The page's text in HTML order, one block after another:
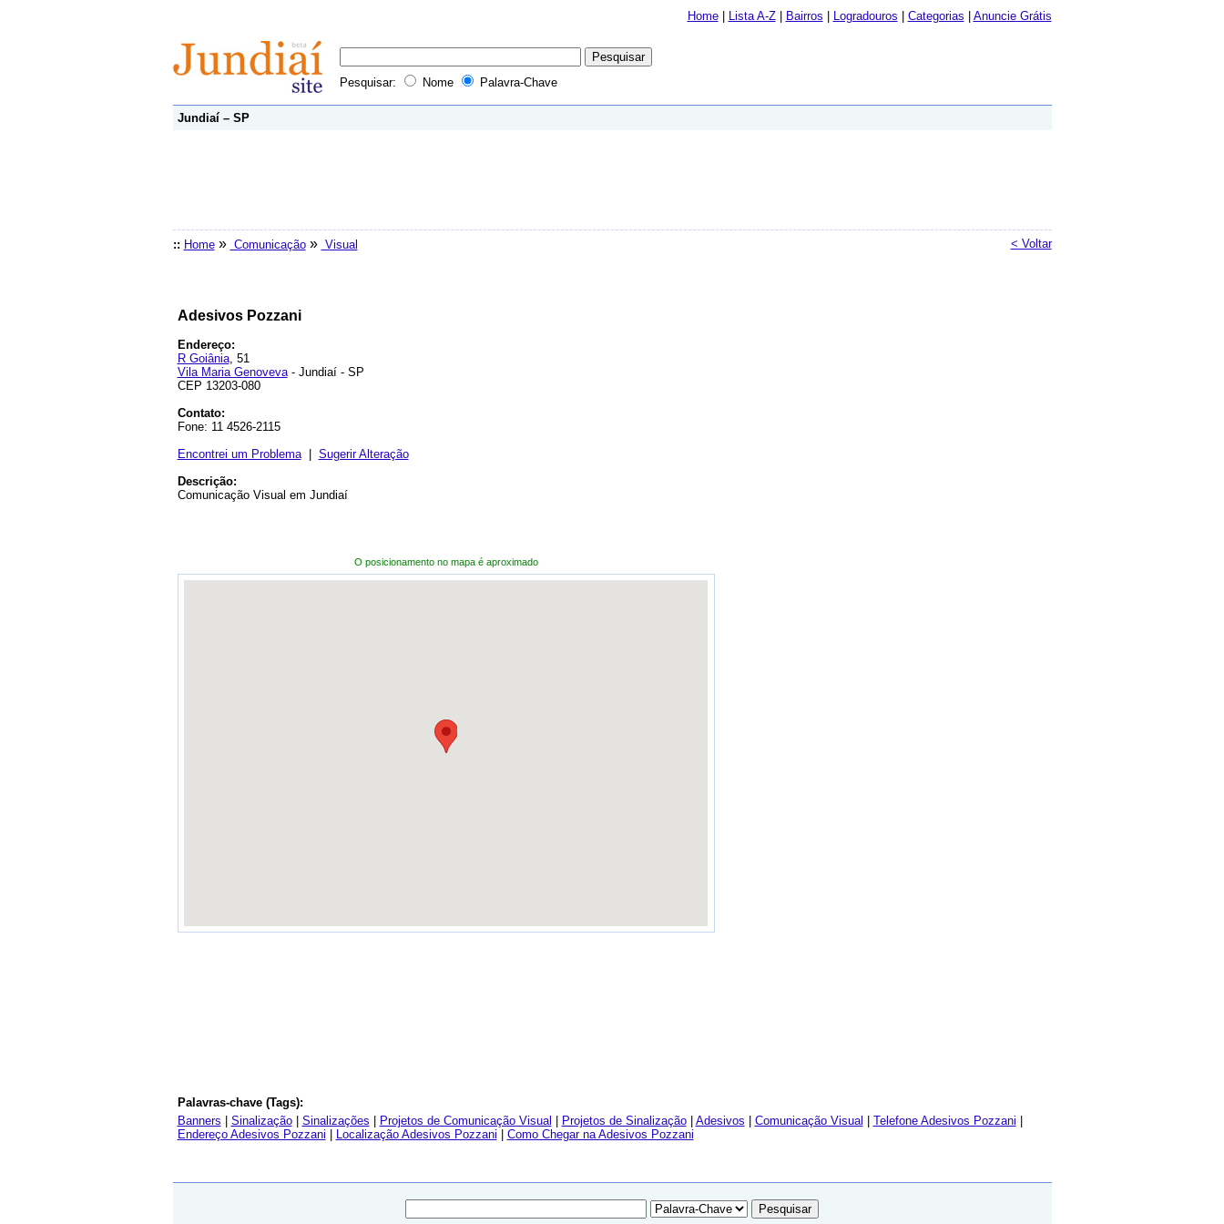
Home| Lista A-Z| Bairros Logradouros Categorias Anuncie Grátis
Pesquisar: Nome Palavra-Chave
Jundiaí – SP
:: Home » Comunicação » Visual < Voltar
Adesivos Pozzani
Endereço:
R Goiânia, 51
Vila Maria Genoveva- Jundiaí - SP
CEP 13203-080
Contato:
Fone: 11 4526-2115
Encontrei um Problema| Sugerir Alteração
Descrição:
Comunicação Visual em Jundiaí
O posicionamento no mapa é aproximado
Palavras-chave (Tags):
Banners
Sinalização| Sinalizações Projetos de Comunicação Visual Projetos de Sinalização| Adesivos Comunicação Visual Telefone Adesivos Pozzani
Endereço Adesivos Pozzani
Localização Adesivos Pozzani Como Chegar na Adesivos Pozzani